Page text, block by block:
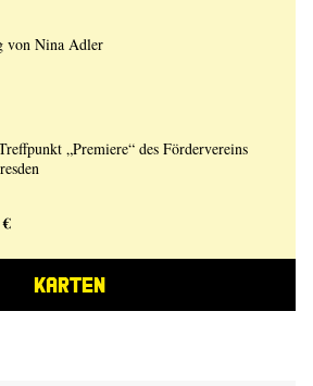
von Nina Adler
„Premiere“ des Fördervereins
KARTEN